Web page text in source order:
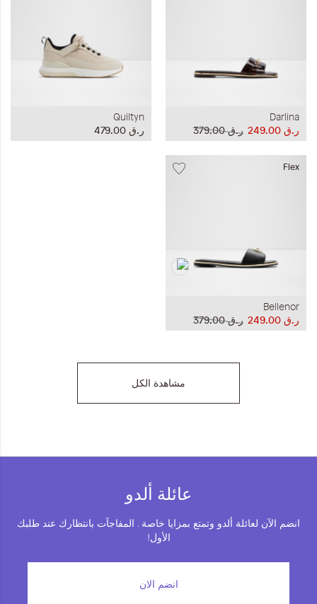
Darlina
ر.ق‏ 379.00
ر.ق‏ 249.00
Quiltyn
ر.ق‏ 479.00
Flex
Bellenor
ر.ق‏ 379.00
ر.ق‏ 249.00
مشاهدة الكل
عائلة ألدو
انضم الآن لعائلة ألدو وتمتع بمزايا خاصة . المفاجآت بانتظارك عند طلبك
الأول!
انضم الان